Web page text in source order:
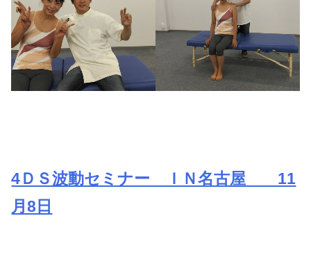
4ＤＳ波動セミナー ＩＮ名古屋 11
月8日